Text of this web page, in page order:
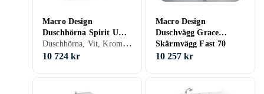
Macro Design
Duschhörna Spirit U
80x95
Duschhörna, Vit, Krom, Ofärgat (klart glas)
10 724 kr
Macro Design
Duschvägg Grace
Skärmvägg Fast 70
Borstat Linjeglas
10 257 kr